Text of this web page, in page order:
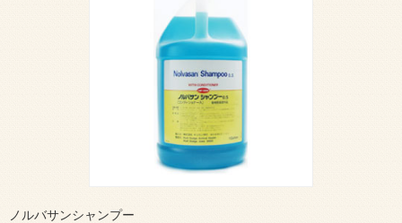
ノルバサンシャンプー